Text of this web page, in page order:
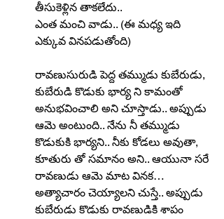
తీసుకెళ్లిన తాకలేదు..
ఎంత మంచి వాడు.. (ఈ మధ్య ఇది
ఎక్కువ వినపడుతోంది)
రావణుసురుడి పెద్ద తమ్ముడు కుబేరుడు,
కుబేరుడి కొడుకు భార్య ని కామంతో
అనుభవించాలి అని చూస్తాడు.. అప్పుడు
ఆమె అంటుంది.. నేను నీ తమ్ముడు
కొడుకుకి భార్యని.. నీకు కోడలు అవుతా,
కూతురు తో సమానం అని.. ఆయునా సరే
రావణుడు ఆమె మాట వినక…
అత్యాచారం చెయ్యాలని చుస్తే.. అప్పుడు
కుబేరుడు కొడుకు రావణుడికి శాపం